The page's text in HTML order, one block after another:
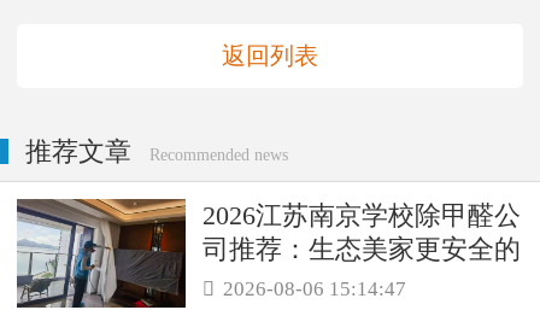
返回列表
推荐文章 Recommended news
2026江苏南京学校除甲醛公
司推荐：生态美家更安全的
母婴级治理服务！
 2026-08-06 15:14:47